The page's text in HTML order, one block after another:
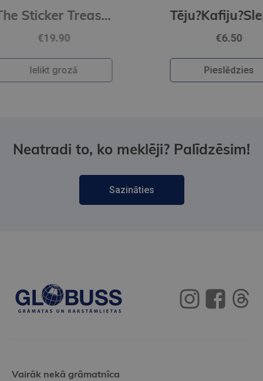
The Sticker Treasury of Woodland Adventures : An eclectic book of stickers for journaling, collaging Tēju?Kafiju?Slepkavību! Īena O Šelija atvadu vārdi (e-grāmata)
Neatradi to, ko meklēji? Palīdzēsim!
Sazināties
Vairāk nekā grāmatnīca